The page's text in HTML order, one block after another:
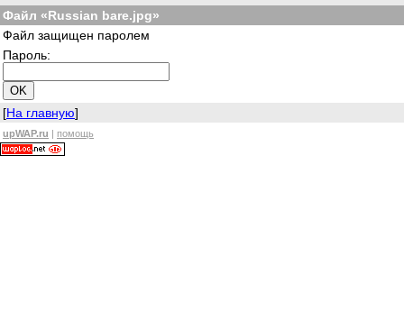
Файл «Russian bare.jpg»
Файл защищен паролем
Пароль:
[На главную]
upWAP.ru | помощь